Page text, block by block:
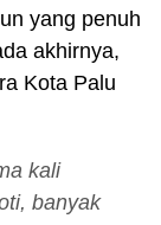
yang penuh
akhirnya,
Kota Palu
kali
banyak